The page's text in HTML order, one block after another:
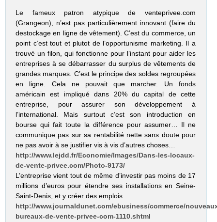
Le fameux patron atypique de venteprivee.com
(Grangeon), n’est pas particulièrement innovant (faire du
destockage en ligne de vêtement). C’est du commerce, un
point c’est tout et plutot de l’opportunisme marketing. Il a
trouvé un filon, qui fonctionne pour l’instant pour aider les
entreprises à se débarrasser du surplus de vêtements de
grandes marques. C’est le principe des soldes regroupées
en ligne. Cela ne pouvait que marcher. Un fonds
américain est impliqué dans 20% du capital de cette
entreprise, pour assurer son développement à
l’international. Mais surtout c’est son introduction en
bourse qui fait toute la différence pour assumer… Il ne
communique pas sur sa rentabilité nette sans doute pour
ne pas avoir à se justifier vis à vis d’autres choses…
http://www.lejdd.fr/Economie/Images/Dans-les-locaux-
de-vente-privee.com/Photo-9173/
L’entreprise vient tout de même d’investir pas moins de 17
millions d’euros pour étendre ses installations en Seine-
Saint-Denis, et y créer des emplois
http://www.journaldunet.com/ebusiness/commerce/
bureaux-de-vente-privee-com-1110.shtml